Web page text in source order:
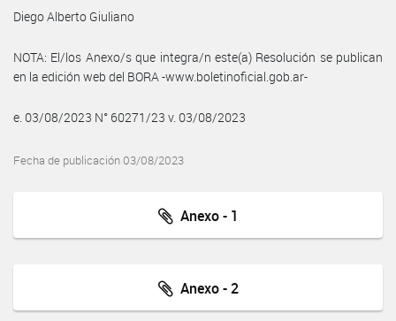
Diego Alberto Giuliano
NOTA: El/los Anexo/s que integra/n este(a) Resolución se publican
en la edición web del BORA -www.boletinoficial.gob.ar-
e. 03/08/2023 N° 60271/23 v. 03/08/2023
Fecha de publicación 03/08/2023
Anexo - 1
Anexo - 2